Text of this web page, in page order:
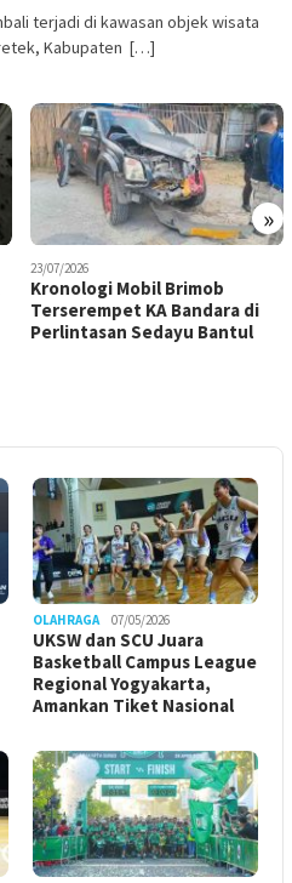
terjadi di kawasan objek wisata
Kabupaten […]
»
23/07/2026
Kronologi Mobil Brimob
Terserempet KA Bandara di
Perlintasan Sedayu Bantul
OLAHRAGA 07/05/2026
UKSW dan SCU Juara
Basketball Campus League
Regional Yogyakarta,
Amankan Tiket Nasional